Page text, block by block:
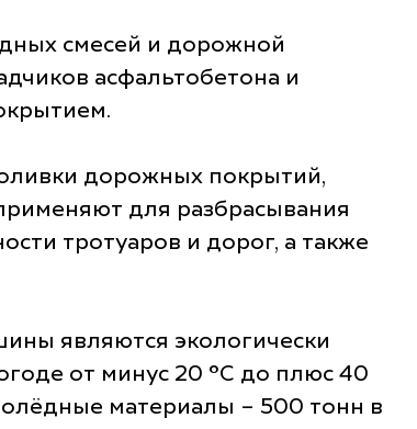
смесей и дорожной
асфальтобетона и
дорожных покрытий,
для разбрасывания
тротуаров и дорог, а также
являются экологически
от минус 20 °С до плюс 40
материалы – 500 тонн в